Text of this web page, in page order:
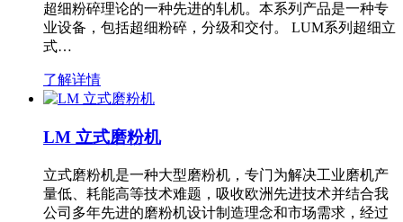
超细粉碎理论的一种先进的轧机。本系列产品是一种专
业设备，包括超细粉碎，分级和交付。 LUM系列超细立
式…
了解详情
LM 立式磨粉机
立式磨粉机是一种大型磨粉机，专门为解决工业磨机产
量低、耗能高等技术难题，吸收欧洲先进技术并结合我
公司多年先进的磨粉机设计制造理念和市场需求，经过